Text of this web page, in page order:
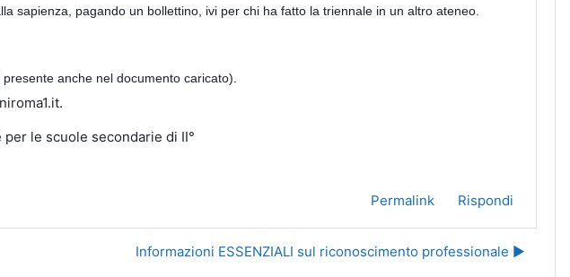
sapienza, pagando un bollettino, ivi per chi ha fatto la triennale in un altro ateneo.
presente anche nel documento caricato).
le scuole secondarie di II°
Permalink
Rispondi
Informazioni ESSENZIALI sul riconoscimento professionale ▶︎